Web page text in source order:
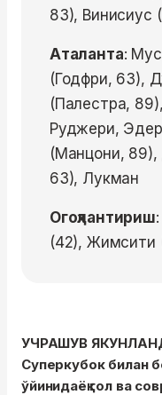
83), Винисиус
Аталанта:
(Годфри, 63),
(Палестра,
Руджери,
(Манцони, 89),
63), Лукман
Огоҳлантириш
(42), Жимсити
УЧРАШУВ
Суперкубок билан
ўйинидаёқ гол ва